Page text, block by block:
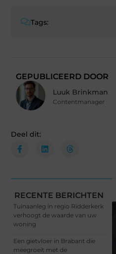
Tags:
GEPUBLICEERD DOOR
Luuk Brinkman
Contentmanager
Deel dit:
RECENTE BERICHTEN
Tuinaanleg in regio Ridderkerk
verhoogt de waarde van uw
woning
Een gietvloer in Brabant die
meegroeit met de